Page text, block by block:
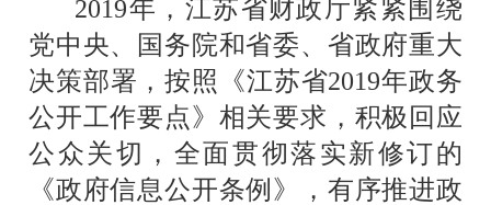
2019年，江苏省财政厅紧紧围绕
党中央、国务院和省委、省政府重大
决策部署，按照《江苏省2019年政务
公开工作要点》相关要求，积极回应
公众关切，全面贯彻落实新修订的
《政府信息公开条例》，有序推进政